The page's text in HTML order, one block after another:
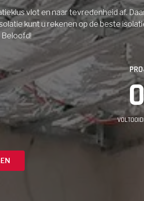
vlot en naar tevredenheid af.
kunt u rekenen op de beste